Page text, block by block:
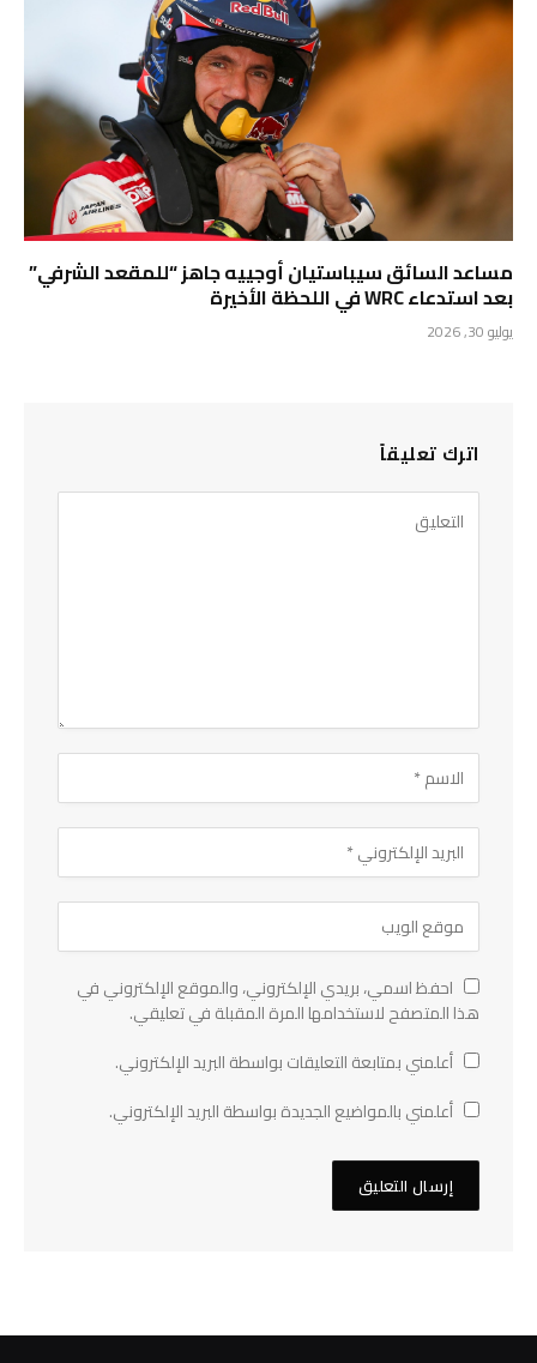
مساعد السائق سيباستيان أوجييه جاهز “للمقعد الشرفي”
بعد استدعاء WRC في اللحظة الأخيرة
يوليو 30, 2026
اترك تعليقاً
احفظ اسمي، بريدي الإلكتروني، والموقع الإلكتروني في
هذا المتصفح لاستخدامها المرة المقبلة في تعليقي.
أعلمني بمتابعة التعليقات بواسطة البريد الإلكتروني.
أعلمني بالمواضيع الجديدة بواسطة البريد الإلكتروني.